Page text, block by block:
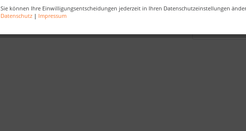
Sie können Ihre Einwilligungsentscheidungen jederzeit in Ihren Datenschutzeinstellungen
Datenschutz | Impressum